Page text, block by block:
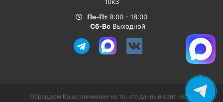
10к3
Пн-Пт 9:00 - 18:00
Сб-Вс Выходной
Обращаем Ваше внимание на то, что данный сайт носит